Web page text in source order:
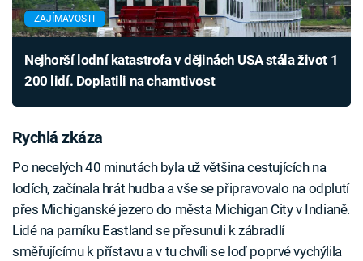
ZAJÍMAVOSTI
Nejhorší lodní katastrofa v dějinách USA stála život 1
200 lidí. Doplatili na chamtivost
Rychlá zkáza
Po necelých 40 minutách byla už většina cestujících na
lodích, začínala hrát hudba a vše se připravovalo na odplutí
přes Michiganské jezero do města Michigan City v Indianě.
Lidé na parníku Eastland se přesunuli k zábradlí
směřujícímu k přístavu a v tu chvíli se loď poprvé vychýlila